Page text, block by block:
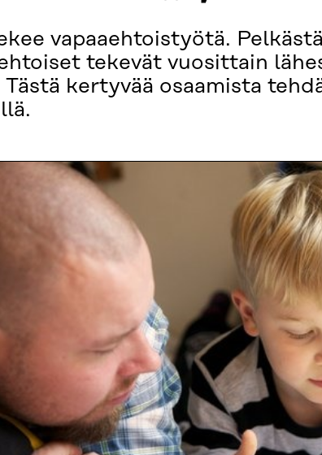
vapaaehtoistyötä.
tekevät vuosittain
kertyvää osaamista